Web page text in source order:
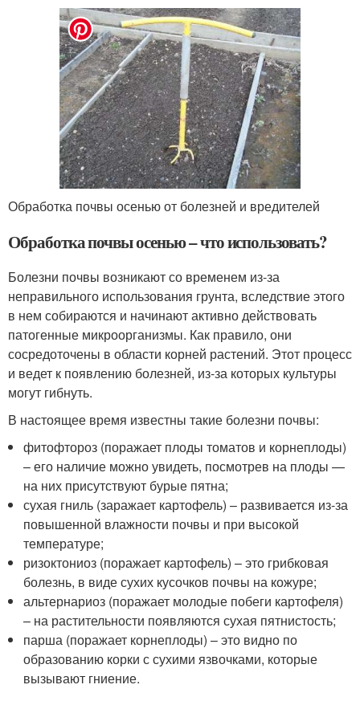
Обработка почвы осенью от болезней и вредителей
Обработка почвы осенью – что использовать?
Болезни почвы возникают со временем из-за
неправильного использования грунта, вследствие этого
в нем собираются и начинают активно действовать
патогенные микроорганизмы. Как правило, они
сосредоточены в области корней растений. Этот процесс
и ведет к появлению болезней, из-за которых культуры
могут гибнуть.
В настоящее время известны такие болезни почвы:
фитофтороз (поражает плоды томатов и корнеплоды)
– его наличие можно увидеть, посмотрев на плоды —
на них присутствуют бурые пятна;
сухая гниль (заражает картофель) – развивается из-за
повышенной влажности почвы и при высокой
температуре;
ризоктониоз (поражает картофель) – это грибковая
болезнь, в виде сухих кусочков почвы на кожуре;
альтернариоз (поражает молодые побеги картофеля)
– на растительности появляются сухая пятнистость;
парша (поражает корнеплоды) – это видно по
образованию корки с сухими язвочками, которые
вызывают гниение.